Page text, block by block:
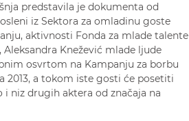
predstavila je dokumenta od
iz Sektora za omladinu goste
aktivnosti Fonda za mlade talente
Knežević mlade ljude
osvrtom na Kampanju za borbu
2013, a tokom iste gosti će posetiti
niz drugih aktera od značaja na